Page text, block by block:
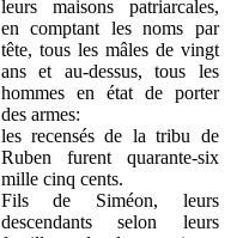
leurs maisons patriarcales,
en comptant les noms par
tête, tous les mâles de vingt
ans et au-dessus, tous les
hommes en état de porter
des armes:
les recensés de la tribu de
Ruben furent quarante-six
mille cinq cents.
Fils de Siméon, leurs
descendants selon leurs